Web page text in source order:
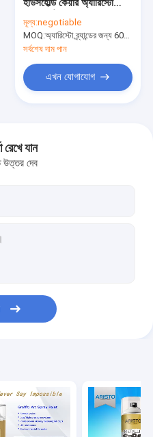
হাউসহোল্ড কেয়ার অ্যারিস্টো
মূল্য:negotiable
MOQ:অ্যারিস্টো ব্র্যান্ডের জন্য 6000 পিসি, গ্রাহক ব্র্যান্ডের জন্য 15000 পিসি
সর্বশেষ দাম পান
এখন যোগাযোগ
রেখে যান
দেব